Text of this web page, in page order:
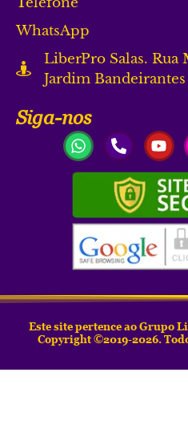
WhatsApp
LiberPro Salas. Rua
Jardim
Siga-nos
Este site pertence ao Grupo
Copyright ©2019-2026.